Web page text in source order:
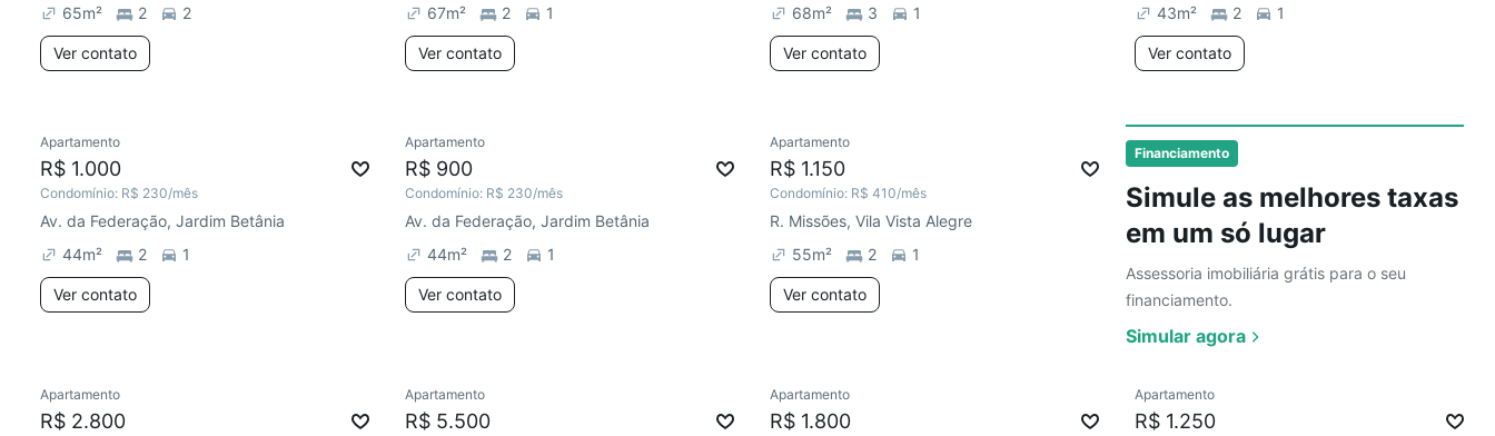
Financiamento
Simule as melhores taxas
em um só lugar
Assessoria imobiliária grátis para o seu
financiamento.
Simular agora
65m² 2 2
Ver contato
67m² 2 1
Ver contato
68m² 3 1
Ver contato
43m² 2 1
Ver contato
Chegou este mês
Ver
Apartamento
R$ 1.000
Condomínio: R$ 230/mês
Av. da Federação, Jardim Betânia
44m² 2 1
Ver contato
Chegou este mês
Apartamento
R$ 900
Condomínio: R$ 230/mês
Av. da Federação, Jardim Betânia
44m² 2 1
Ver contato
Chegou este mês
Apartamento
R$ 1.150
Condomínio: R$ 410/mês
R. Missões, Vila Vista Alegre
55m² 2 1
Ver contato
Chegou este mês
Apartamento
R$ 2.800
Apartamento
R$ 5.500
Apartamento
R$ 1.800
Apartamento
R$ 1.250